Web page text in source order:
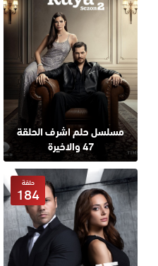
مسلسل حلم اشرف الحلقة
47 والاخيرة
حلقة
184